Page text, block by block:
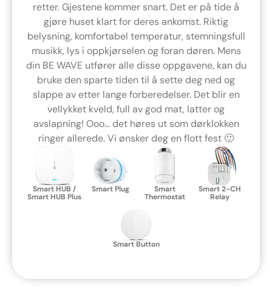
retter. Gjestene kommer snart. Det er på tide å
gjøre huset klart for deres ankomst. Riktig
belysning, komfortabel temperatur, stemningsfull
musikk, lys i oppkjørselen og foran døren. Mens
din BE WAVE utfører alle disse oppgavene, kan du
bruke den sparte tiden til å sette deg ned og
slappe av etter lange forberedelser. Det blir en
vellykket kveld, full av god mat, latter og
avslapning! Ooo… det høres ut som dørklokken
ringer allerede. Vi ønsker deg en flott fest 🙂
Smart HUB /
Smart HUB Plus
Smart Plug
Smart
Thermostat
Smart 2-CH
Relay
Smart Button